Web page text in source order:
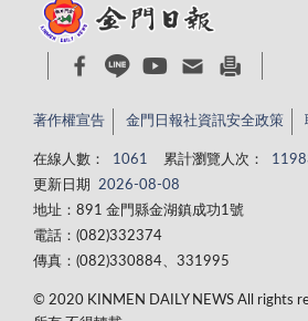
著作權宣告 金門日報社資訊安全政策
在線人數： 1061 累計瀏覽人次：
更新日期
2026-08-08
地址：891 金門縣金湖鎮成功1號
電話：(082)332374
傳真：(082)330884、331995
© 2020 KINMEN DAILY NEWS All rights